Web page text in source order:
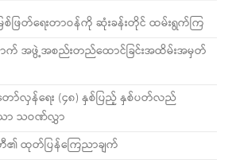
စ်ဖြတ်ရေးတာဝန်ကို ဆုံးခန်းတိုင် ထမ်းရွက်ကြ
က် အဖွဲ့အစည်းတည်ထောင်ခြင်းအထိမ်းအမှတ်
လှန်ရေး (၄၈) နှစ်ပြည့် နှစ်ပတ်လည်
ော သဝဏ်လွှာ
၏ ထုတ်ပြန်ကြေညာချက်